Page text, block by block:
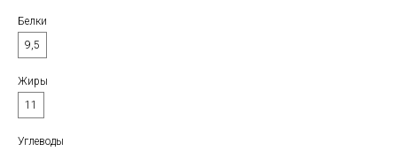
Белки
9,5
Жиры
11
Углеводы